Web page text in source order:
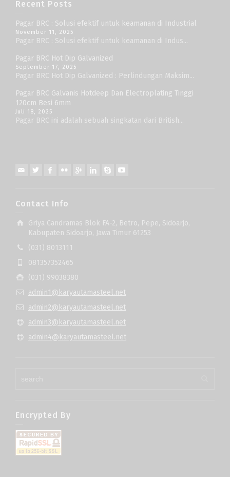
Recent Posts
Pagar BRC : Solusi efektif untuk keamanan di Industrial
November 11, 2025
Pagar BRC : Solusi efektif untuk keamanan di Indus...
Pagar BRC Hot Dip Galvanized
September 17, 2025
Pagar BRC Hot Dip Galvanized : Perlindungan Maksim...
Pagar BRC Galvanis Hotdeep Dan Electroplating Tinggi
120cm Besi 6mm
Juli 18, 2025
Pagar BRC ini adalah sebuah singkatan dari British...
Contact Info
Griya Candramas Blok FA-2, Betro, Pepe, Sidoarjo,
Kabupaten Sidoarjo, Jawa Timur 61253
(031) 8013111
081357352465
(031) 99038380
admin1@karyautamasteel.net
admin2@karyautamasteel.net
admin3@karyautamasteel.net
admin4@karyautamasteel.net
Encrypted By